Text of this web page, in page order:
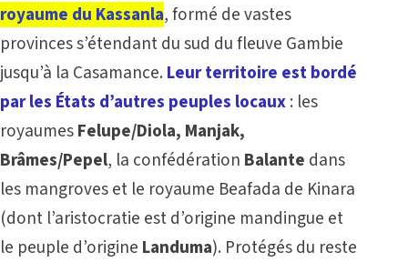
royaume du Kassanla, formé de vastes
provinces s’étendant du sud du fleuve Gambie
jusqu’à la Casamance. Leur territoire est bordé
par les États d’autres peuples locaux: les
royaumesFelupe/Diola, Manjak,
Brâmes/Pepel, la confédération Balante dans
les mangroves et le royaume Beafada de Kinara
(dont l’aristocratie est d’origine mandingue et
le peuple d’origine Landuma). Protégés du reste